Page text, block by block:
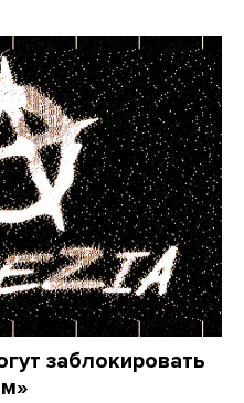
заблокировать